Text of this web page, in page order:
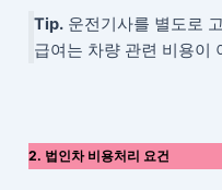
Tip.운전기사를 별도로
급여는 차량 관련 비용이
2. 법인차 비용처리 요건